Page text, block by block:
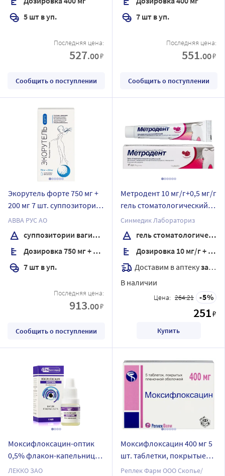
5 шт в уп.
Последняя цена:
527.00₽
Сообщить о поступлении
7 шт в уп.
Последняя цена:
551.00₽
Сообщить о поступлении
Экорутель форте 750 мг +
200 мг 7 шт. суппозитории
вагинальные
АВВА РУС АО
суппозитории вагинальные
Дозировка 750 мг + 200 мг
7 шт в уп.
Последняя цена:
913.00₽
Сообщить о поступлении
Метродент 10 мг/г+0,5 мг/г
гель стоматологический
вкус клубника 20 гр
Синмедик Лабораториз
гель стоматологический
Дозировка 10 мг/г + 0,5 мг/г
Доставим в аптекузавтра
В наличии
Цена: 264.21 5
251₽
Купить
Моксифлоксацин-оптик
0,5% флакон-капельница
капли глазные 5 мл
ЛЕККО ЗАО
Моксифлоксацин 400 мг 5
шт. таблетки, покрытые
пленочной оболочкой
Реплек Фарм ООО Скопье/